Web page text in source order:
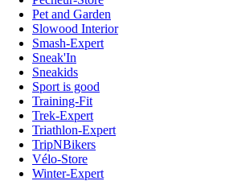
Pet and Garden
Slowood Interior
Smash-Expert
Sneak'In
Sneakids
Sport is good
Training-Fit
Trek-Expert
Triathlon-Expert
TripNBikers
Vélo-Store
Winter-Expert